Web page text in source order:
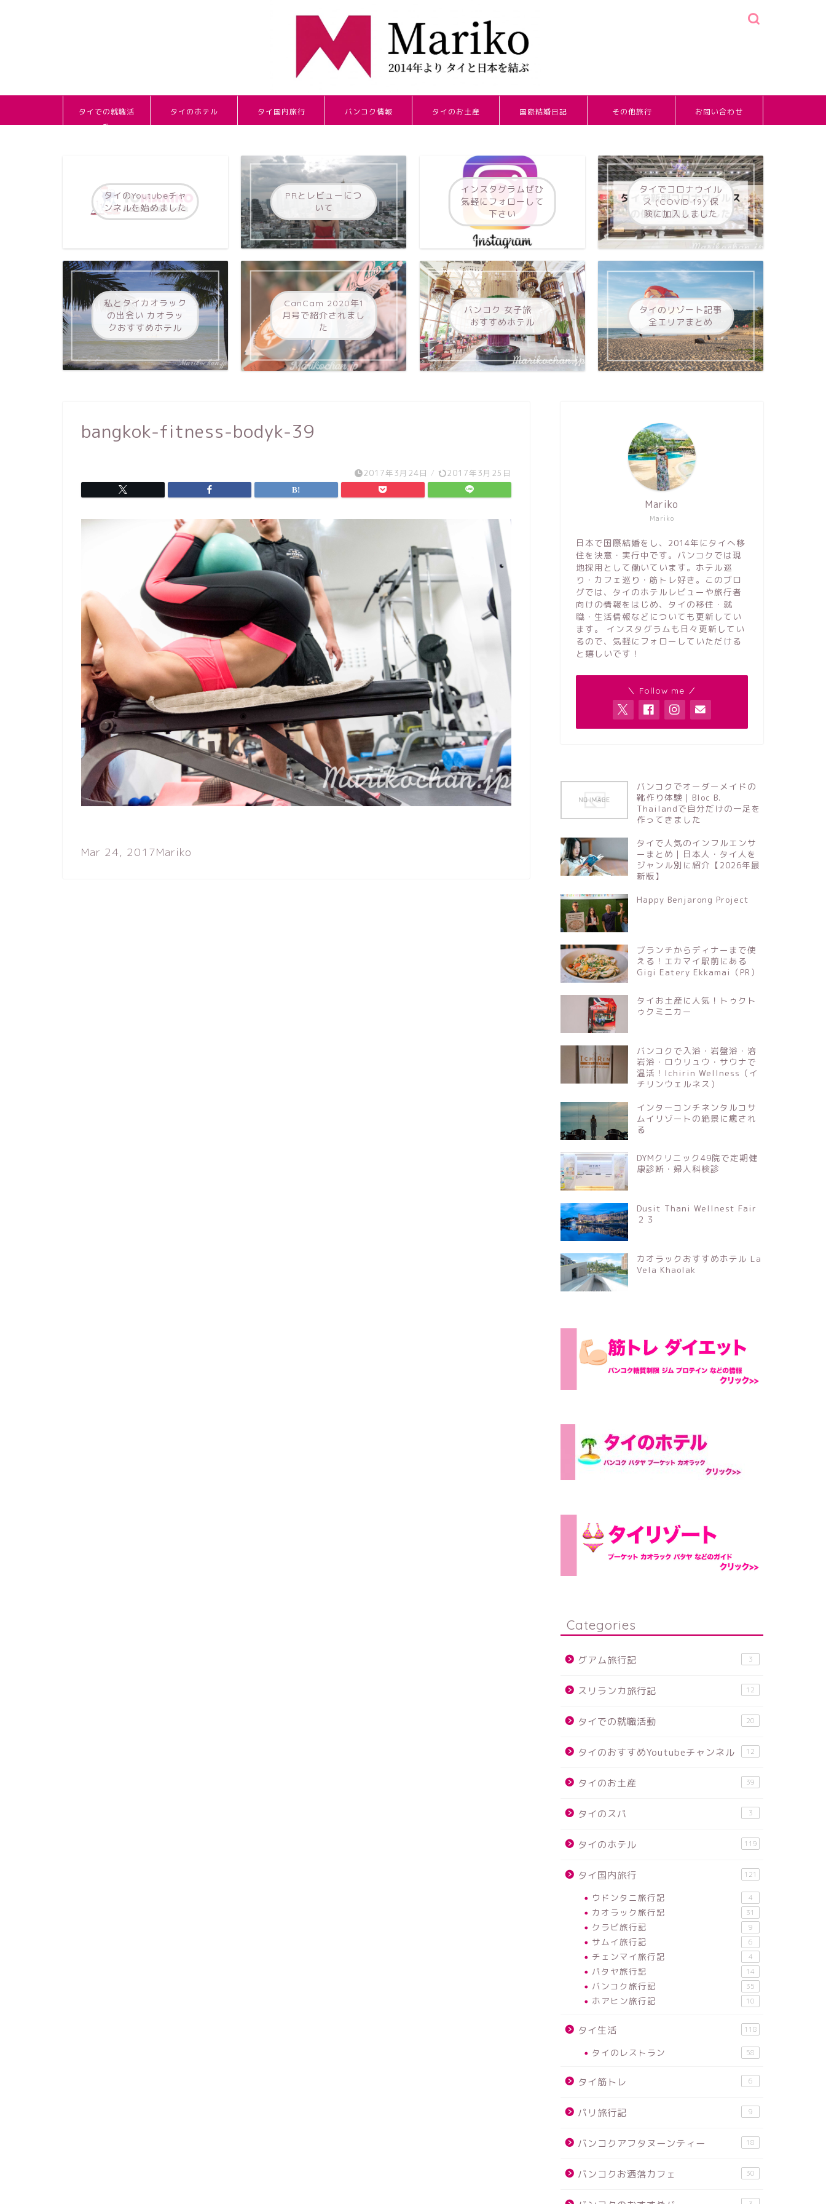
タイでの就職活
動
タイのホテル タイ国内旅行 バンコク情報 タイのお土産 国際結婚日記 その他旅行 お問い合わせ
タイのYoutubeチャ
ンネルを始めました
PRとレビューにつ
いて
インスタグラムぜひ
気軽にフォローして
下さい
タイでコロナウイル
ス (COVID-19) 保
険に加入しました
私とタイカオラック
の出会い カオラッ
クおすすめホテル
CanCam 2020年1
月号で紹介されまし
た
バンコク 女子旅
おすすめホテル
タイのリゾート記事
全エリアまとめ
bangkok-fitness-bodyk-39
2017年3月24日 / 2017年3月25日
Mar 24, 2017Mariko
Mariko
Mariko
日本で国際結婚をし、2014年にタイへ移
住を決意・実行中です。バンコクでは現
地採用として働いています。ホテル巡
り・カフェ巡り・筋トレ好き。このブロ
グでは、タイのホテルレビューや旅行者
向けの情報をはじめ、タイの移住・就
職・生活情報などについても更新してい
ます。 インスタグラムも日々更新してい
るので、気軽にフォローしていただける
と嬉しいです！
＼ Follow me ／
バンコクでオーダーメイドの
靴作り体験｜Bloc B.
Thailandで自分だけの一足を
作ってきました
タイで人気のインフルエンサ
ーまとめ｜日本人・タイ人を
ジャンル別に紹介【2026年最
新版】
Happy Benjarong Project
ブランチからディナーまで使
える！エカマイ駅前にある
Gigi Eatery Ekkamai（PR）
タイお土産に人気！トゥクト
ゥクミニカー
バンコクで入浴・岩盤浴・溶
岩浴・ロウリュウ・サウナで
温活！Ichirin Wellness（イ
チリンウェルネス）
インターコンチネンタルコサ
ムイリゾートの絶景に癒され
る
DYMクリニック49院で定期健
康診断・婦人科検診
Dusit Thani Wellnest Fair
２３
カオラックおすすめホテル La
Vela Khaolak
Categories
グアム旅行記 3
スリランカ旅行記 12
タイでの就職活動 20
タイのおすすめYoutubeチャンネル 12
タイのお土産 39
タイのスパ 3
タイのホテル 119
タイ国内旅行 121
ウドンタニ旅行記 4
カオラック旅行記 31
クラビ旅行記 9
サムイ旅行記 6
チェンマイ旅行記 4
パタヤ旅行記 14
バンコク旅行記 35
ホアヒン旅行記 10
タイ生活 118
タイのレストラン 58
タイ筋トレ 6
パリ旅行記 9
バンコクアフタヌーンティー 18
バンコクお洒落カフェ 30